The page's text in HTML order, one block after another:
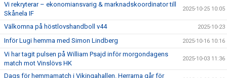
Vi rekryterar – ekonomiansvarig & marknadskoordinator till
Skånela IF
2025-10-25 10:05
Välkomna på höstlovshandboll v44 2025-10-23
Inför Lugi hemma med Simon Lindberg 2025-10-16 10:16
Vi har tagit pulsen på William Psajd inför morgondagens
match mot Vinslövs HK
2025-10-03 11:36
Dags för hemmamatch i Vikingahallen. Herrarna går för